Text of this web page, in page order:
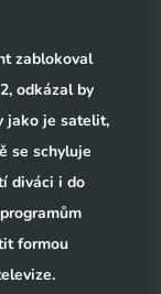
zablokoval
odkázal by
jako je satelit,
se schyluje
diváci i do
formou